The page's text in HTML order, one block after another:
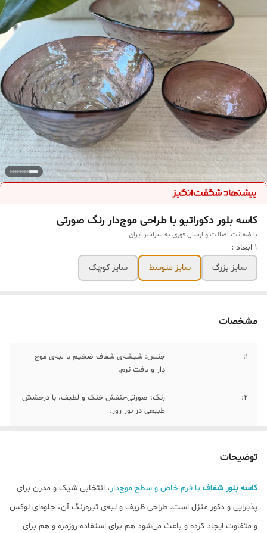
کاسه بلور دکوراتیو با طراحی موج‌دار رنگ صورتی
با ضمانت اصالت و ارسال فوری به سراسر ایران
1 ابعاد :
سایز بزرگ
سایز متوسط سایز کوچک
مشخصات
1:
جنس: شیشه‌ی شفاف ضخیم با لبه‌ی موج
دار و بافت نرم.
2:
رنگ: صورتی‑بنفش خنک و لطیف، با درخشش
طبیعی در نور روز.
سانت)
۵:
ایعاد سایز متوسط( عرض ۲۷ سانت و قطر ۲۳
توضیحات
کاسه بلور شفاف با فرم خاص و سطح موج‌دار، انتخابی شیک و مدرن برای
پذیرایی و دکور منزل است. طراحی ظریف و لبه‌ی تیره‌رنگ آن، جلوه‌ای لوکس
و متفاوت ایجاد کرده و باعث می‌شود هم برای استفاده روزمره و هم برای